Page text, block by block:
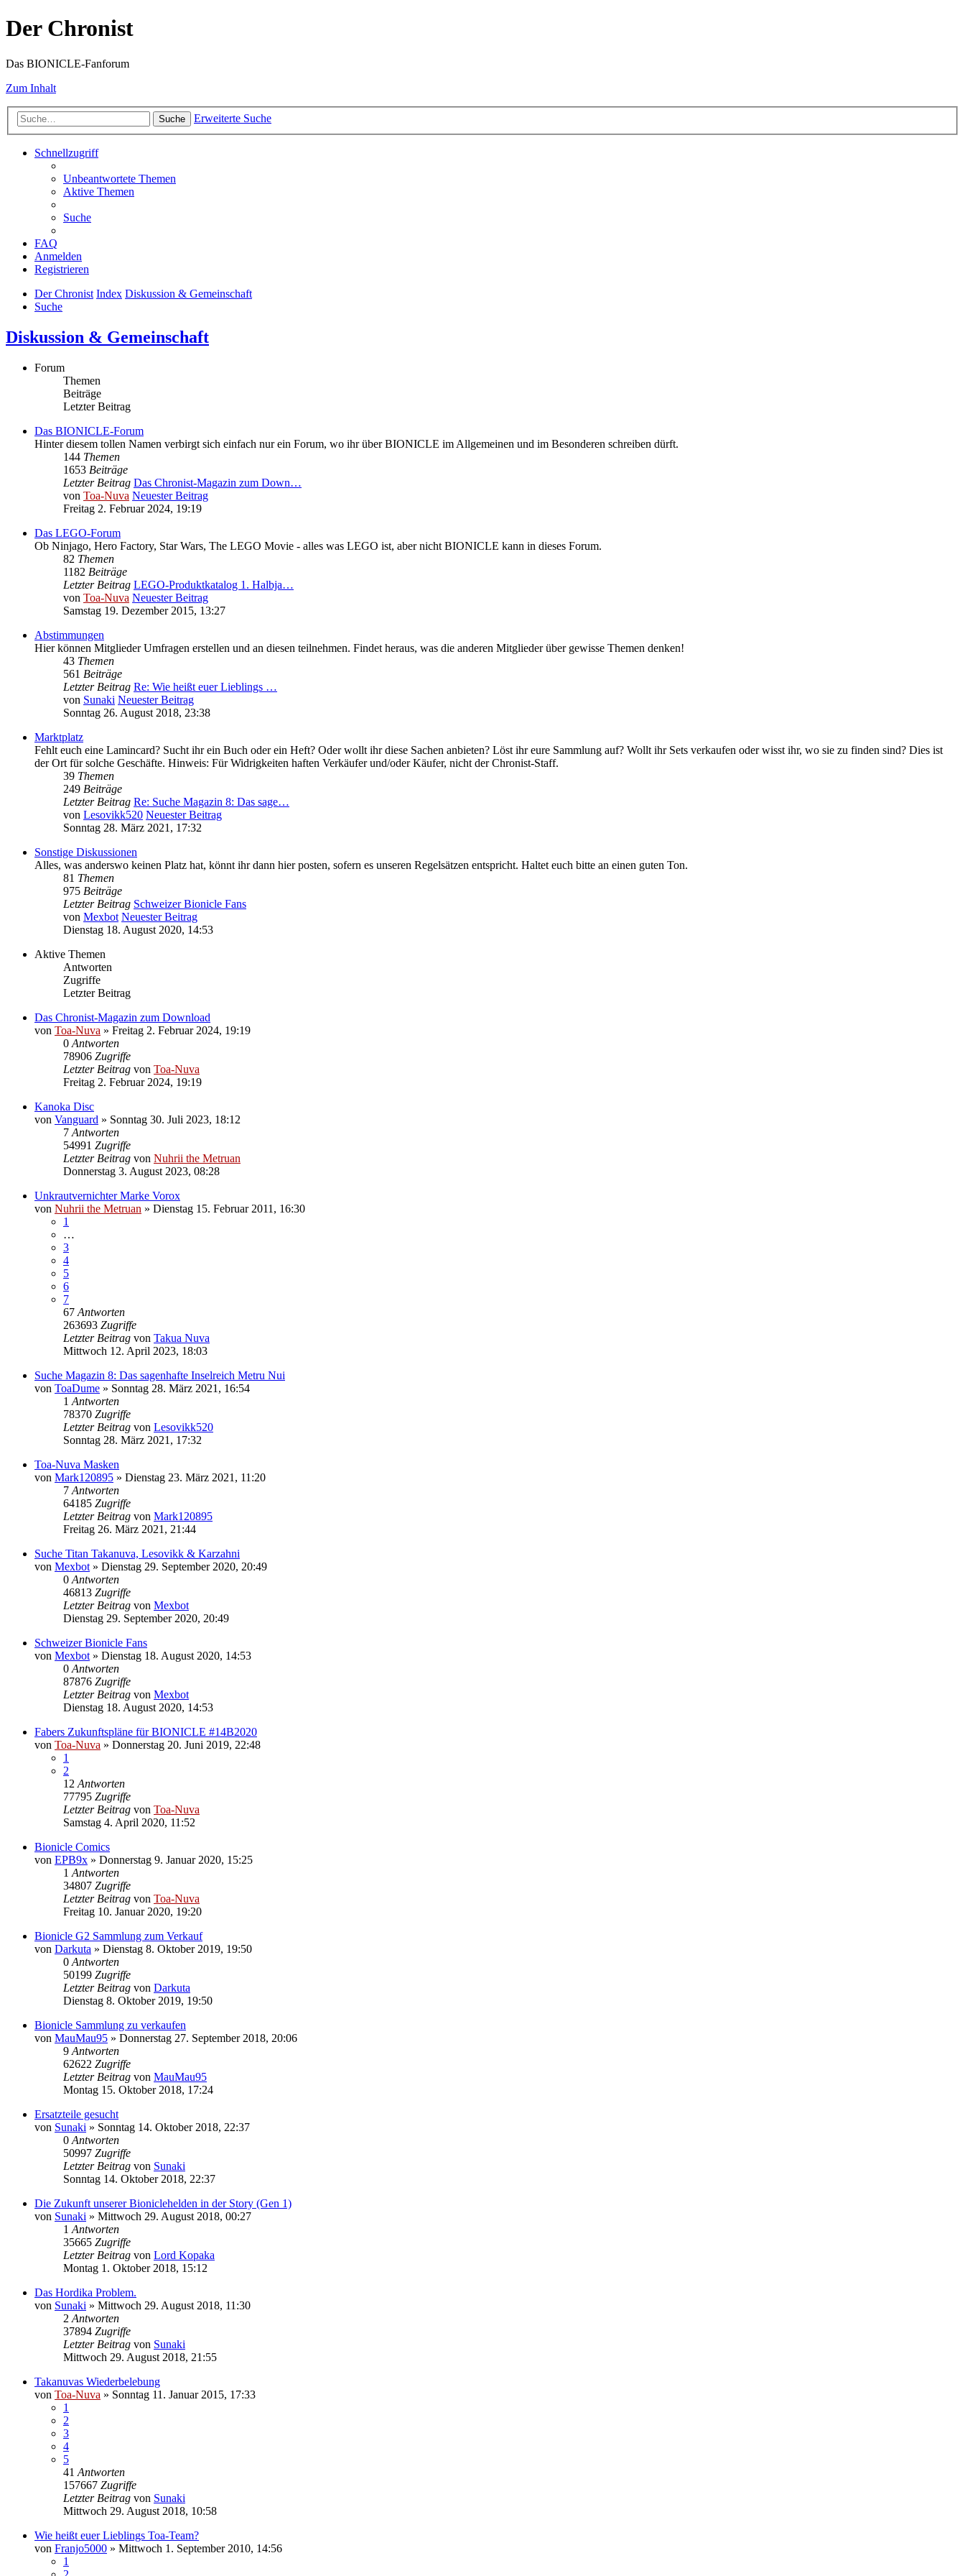
Der Chronist
Das BIONICLE-Fanforum
Zum Inhalt
Suche Erweiterte Suche
Schnellzugriff
Unbeantwortete Themen
Aktive Themen
Suche
FAQ
Anmelden
Registrieren
Der Chronist Index Diskussion & Gemeinschaft
Suche
Diskussion & Gemeinschaft
Forum
Themen
Beiträge
Letzter Beitrag
Das BIONICLE-Forum
Hinter diesem tollen Namen verbirgt sich einfach nur ein Forum, wo ihr über BIONICLE im Allgemeinen und im Besonderen schreiben dürft.
144 Themen
1653 Beiträge
Letzter Beitrag Das Chronist-Magazin zum Down…
von Toa-Nuva Neuester Beitrag
Freitag 2. Februar 2024, 19:19
Das LEGO-Forum
Ob Ninjago, Hero Factory, Star Wars, The LEGO Movie - alles was LEGO ist, aber nicht BIONICLE kann in dieses Forum.
82 Themen
1182 Beiträge
Letzter Beitrag LEGO-Produktkatalog 1. Halbja…
von Toa-Nuva Neuester Beitrag
Samstag 19. Dezember 2015, 13:27
Abstimmungen
Hier können Mitglieder Umfragen erstellen und an diesen teilnehmen. Findet heraus, was die anderen Mitglieder über gewisse Themen denken!
43 Themen
561 Beiträge
Letzter Beitrag Re: Wie heißt euer Lieblings …
von Sunaki Neuester Beitrag
Sonntag 26. August 2018, 23:38
Marktplatz
Fehlt euch eine Lamincard? Sucht ihr ein Buch oder ein Heft? Oder wollt ihr diese Sachen anbieten? Löst ihr eure Sammlung auf? Wollt ihr Sets verkaufen oder wisst ihr, wo sie zu finden sind? Dies ist
der Ort für solche Geschäfte. Hinweis: Für Widrigkeiten haften Verkäufer und/oder Käufer, nicht der Chronist-Staff.
39 Themen
249 Beiträge
Letzter Beitrag Re: Suche Magazin 8: Das sage…
von Lesovikk520 Neuester Beitrag
Sonntag 28. März 2021, 17:32
Sonstige Diskussionen
Alles, was anderswo keinen Platz hat, könnt ihr dann hier posten, sofern es unseren Regelsätzen entspricht. Haltet euch bitte an einen guten Ton.
81 Themen
975 Beiträge
Letzter Beitrag Schweizer Bionicle Fans
von Mexbot Neuester Beitrag
Dienstag 18. August 2020, 14:53
Aktive Themen
Antworten
Zugriffe
Letzter Beitrag
Das Chronist-Magazin zum Download
von Toa-Nuva » Freitag 2. Februar 2024, 19:19
0 Antworten
78906 Zugriffe
Letzter Beitrag von Toa-Nuva
Freitag 2. Februar 2024, 19:19
Kanoka Disc
von Vanguard » Sonntag 30. Juli 2023, 18:12
7 Antworten
54991 Zugriffe
Letzter Beitrag von Nuhrii the Metruan
Donnerstag 3. August 2023, 08:28
Unkrautvernichter Marke Vorox
von Nuhrii the Metruan » Dienstag 15. Februar 2011, 16:30
1
…
3
4
5
6
7
67 Antworten
263693 Zugriffe
Letzter Beitrag von Takua Nuva
Mittwoch 12. April 2023, 18:03
Suche Magazin 8: Das sagenhafte Inselreich Metru Nui
von ToaDume » Sonntag 28. März 2021, 16:54
1 Antworten
78370 Zugriffe
Letzter Beitrag von Lesovikk520
Sonntag 28. März 2021, 17:32
Toa-Nuva Masken
von Mark120895 » Dienstag 23. März 2021, 11:20
7 Antworten
64185 Zugriffe
Letzter Beitrag von Mark120895
Freitag 26. März 2021, 21:44
Suche Titan Takanuva, Lesovikk & Karzahni
von Mexbot » Dienstag 29. September 2020, 20:49
0 Antworten
46813 Zugriffe
Letzter Beitrag von Mexbot
Dienstag 29. September 2020, 20:49
Schweizer Bionicle Fans
von Mexbot » Dienstag 18. August 2020, 14:53
0 Antworten
87876 Zugriffe
Letzter Beitrag von Mexbot
Dienstag 18. August 2020, 14:53
Fabers Zukunftspläne für BIONICLE #14B2020
von Toa-Nuva » Donnerstag 20. Juni 2019, 22:48
1
2
12 Antworten
77795 Zugriffe
Letzter Beitrag von Toa-Nuva
Samstag 4. April 2020, 11:52
Bionicle Comics
von EPB9x » Donnerstag 9. Januar 2020, 15:25
1 Antworten
34807 Zugriffe
Letzter Beitrag von Toa-Nuva
Freitag 10. Januar 2020, 19:20
Bionicle G2 Sammlung zum Verkauf
von Darkuta » Dienstag 8. Oktober 2019, 19:50
0 Antworten
50199 Zugriffe
Letzter Beitrag von Darkuta
Dienstag 8. Oktober 2019, 19:50
Bionicle Sammlung zu verkaufen
von MauMau95 » Donnerstag 27. September 2018, 20:06
9 Antworten
62622 Zugriffe
Letzter Beitrag von MauMau95
Montag 15. Oktober 2018, 17:24
Ersatzteile gesucht
von Sunaki » Sonntag 14. Oktober 2018, 22:37
0 Antworten
50997 Zugriffe
Letzter Beitrag von Sunaki
Sonntag 14. Oktober 2018, 22:37
Die Zukunft unserer Bioniclehelden in der Story (Gen 1)
von Sunaki » Mittwoch 29. August 2018, 00:27
1 Antworten
35665 Zugriffe
Letzter Beitrag von Lord Kopaka
Montag 1. Oktober 2018, 15:12
Das Hordika Problem.
von Sunaki » Mittwoch 29. August 2018, 11:30
2 Antworten
37894 Zugriffe
Letzter Beitrag von Sunaki
Mittwoch 29. August 2018, 21:55
Takanuvas Wiederbelebung
von Toa-Nuva » Sonntag 11. Januar 2015, 17:33
1
2
3
4
5
41 Antworten
157667 Zugriffe
Letzter Beitrag von Sunaki
Mittwoch 29. August 2018, 10:58
Wie heißt euer Lieblings Toa-Team?
von Franjo5000 » Mittwoch 1. September 2010, 14:56
1